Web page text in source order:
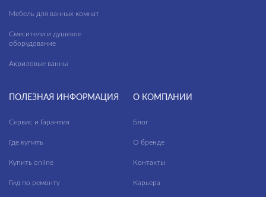
Мебель для ванных комнат
Смесители и душевое
оборудование
Акриловые ванны
ПОЛЕЗНАЯ ИНФОРМАЦИЯ
Сервис и Гарантия
Где купить
Купить online
Гид по ремонту
О КОМПАНИИ
Блог
О бренде
Контакты
Карьера